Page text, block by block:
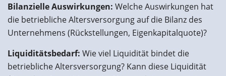
Bilanzielle Auswirkungen: Welche Auswirkungen hat
die betriebliche Altersversorgung auf die Bilanz des
Unternehmens (Rückstellungen, Eigenkapitalquote)?
Liquiditätsbedarf: Wie viel Liquidität bindet die
betriebliche Altersversorgung? Kann diese Liquidität